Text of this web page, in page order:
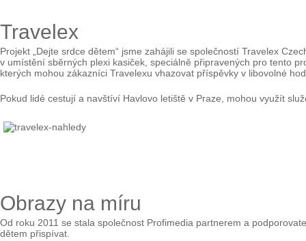
Travelex
Projekt „Dejte srdce dětem“ jsme zahájili se společností Travelex
v umístění sběrných plexi kasiček, speciálně připravených pro tento
kterých mohou zákazníci Travelexu vhazovat příspěvky v libovolné
Pokud lidé cestují a navštíví Havlovo letiště v Praze, mohou využít
Obrazy na míru
Od roku 2011 se stala společnost Profimedia partnerem a
dětem přispívat.